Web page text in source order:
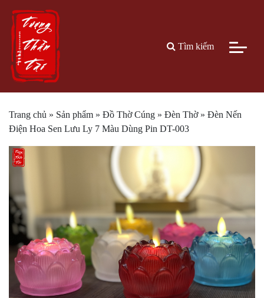
Tìm kiếm
Trang chủ » Sản phẩm » Đồ Thờ Cúng » Đèn Thờ» Đèn Nến
Điện Hoa Sen Lưu Ly 7 Màu Dùng Pin DT-003